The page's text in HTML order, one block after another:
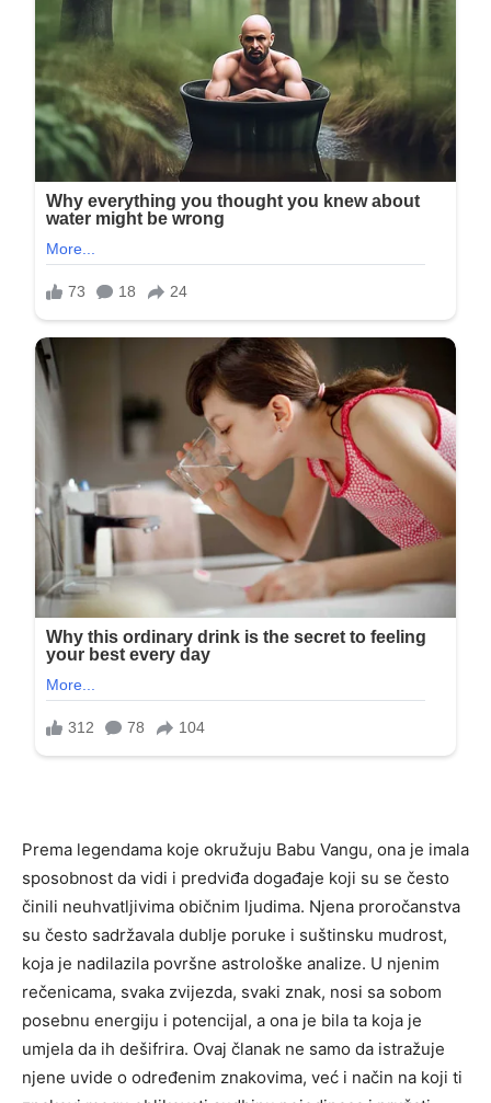
Prema legendama koje okružuju Babu Vangu, ona je imala
sposobnost da vidi i predviđa događaje koji su se često
činili neuhvatljivima običnim ljudima. Njena proročanstva
su često sadržavala dublje poruke i suštinsku mudrost,
koja je nadilazila površne astrološke analize. U njenim
rečenicama, svaka zvijezda, svaki znak, nosi sa sobom
posebnu energiju i potencijal, a ona je bila ta koja je
umjela da ih dešifrira. Ovaj članak ne samo da istražuje
njene uvide o određenim znakovima, već i način na koji ti